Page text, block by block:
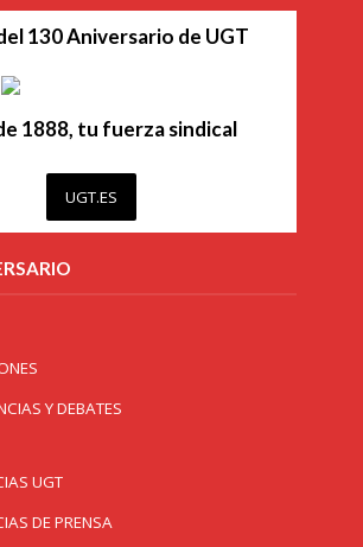
130 Aniversario de UGT
1888, tu fuerza sindical
UGT.ES
Y DEBATES
UGT
DE PRENSA